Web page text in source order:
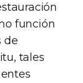
función
de
tales